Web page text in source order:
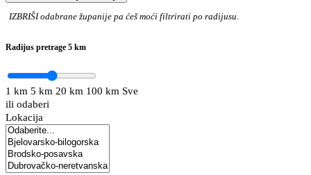
IZBRIŠIodabrane županije pa ćeš moći filtrirati po radijusu.
Radijus pretrage 5 km
1 km 5 km 20 km 100 km Sve
ili odaberi
Lokacija